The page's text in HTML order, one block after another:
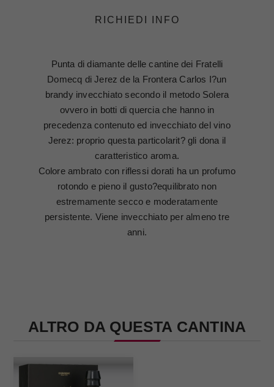
RICHIEDI INFO
Punta di diamante delle cantine dei Fratelli
Domecq di Jerez de la Frontera Carlos I?un
brandy invecchiato secondo il metodo Solera
ovvero in botti di quercia che hanno in
precedenza contenuto ed invecchiato del vino
Jerez: proprio questa particolarit? gli dona il
caratteristico aroma.
Colore ambrato con riflessi dorati ha un profumo
rotondo e pieno il gusto?equilibrato non
estremamente secco e moderatamente
persistente. Viene invecchiato per almeno tre
anni.
ALTRO DA QUESTA CANTINA